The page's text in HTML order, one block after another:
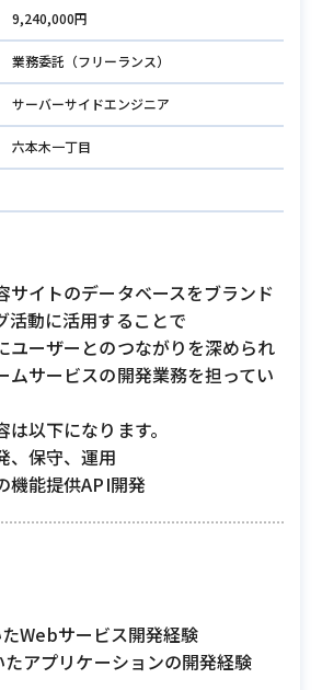
9,240,000円
業務委託（フリーランス）
サーバーサイドエンジニア
六本木一丁目
サイトのデータベースをブランド
活動に活用することで
ユーザーとのつながりを深められ
ムサービスの開発業務を担ってい
以下になります。
、保守、運用
機能提供API開発
Webサービス開発経験
たアプリケーションの開発経験